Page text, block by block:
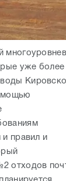
уже более
и правил и
отходов